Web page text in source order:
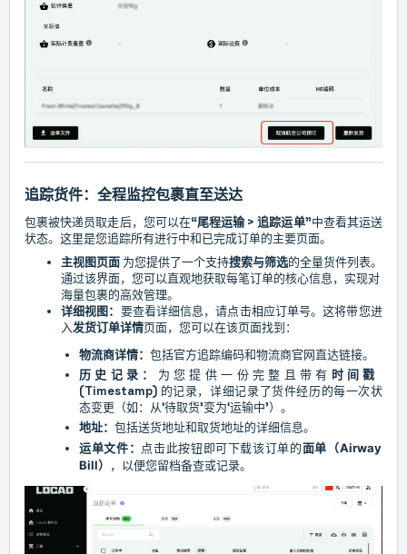
追踪货件：全程监控包裹直至送达
包裹被快递员取走后，您可以在“尾程运输 > 追踪运单”中查看其运送
状态。这里是您追踪所有进行中和已完成订单的主要页面。
主视图页面 为您提供了一个支持搜索与筛选的全量货件列表。
通过该界面，您可以直观地获取每笔订单的核心信息，实现对
海量包裹的高效管理。
详细视图： 要查看详细信息，请点击相应订单号。这将带您进
入发货订单详情页面，您可以在该页面找到：
物流商详情： 包括官方追踪编码和物流商官网直达链接。
历史记录： 为您提供一份完整且带有 时间戳
(Timestamp) 的记录，详细记录了货件经历的每一次状
态变更（如：从‘待取货’变为‘运输中’）。
地址： 包括送货地址和取货地址的详细信息。
运单文件：
点击此按钮即可下载该订单的面单（Airway
Bill）
，以便您留档备查或记录。